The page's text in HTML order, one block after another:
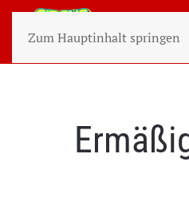
Zum Hauptinhalt springen